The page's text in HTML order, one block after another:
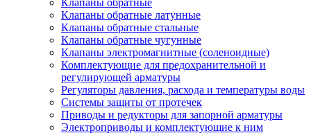
Клапаны обратные
Клапаны обратные латунные
Клапаны обратные стальные
Клапаны обратные чугунные
Клапаны электромагнитные (соленоидные)
Комплектующие для предохранительной и
регулирующей арматуры
Регуляторы давления, расхода и температуры воды
Системы защиты от протечек
Приводы и редукторы для запорной арматуры
Электроприводы и комплектующие к ним